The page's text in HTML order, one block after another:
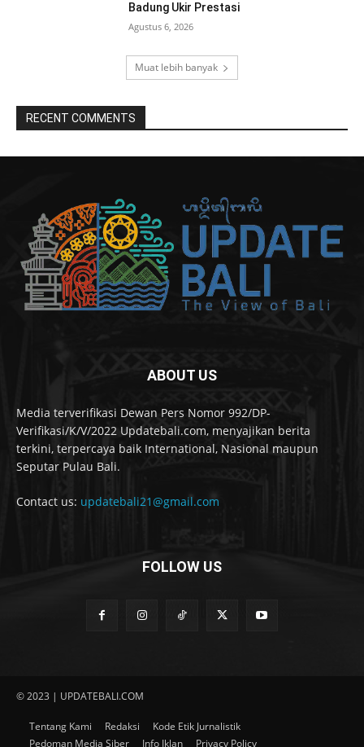
Badung Ukir Prestasi
Agustus 6, 2026
Muat lebih banyak
RECENT COMMENTS
ABOUT US
Media terverifikasi Dewan Pers Nomor 992/DP-
Verifikasi/K/V/2022 Updatebali.com, menyajikan berita
terkini, terpercaya baik International, Nasional maupun
Seputar Pulau Bali.
Contact us: updatebali21@gmail.com
FOLLOW US
© 2023 | UPDATEBALI.COM
Tentang Kami Redaksi
Kode Etik Jurnalistik
Pedoman Media Siber
Info Iklan Privacy Policy